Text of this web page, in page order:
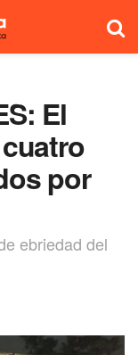
El
por
ebriedad del